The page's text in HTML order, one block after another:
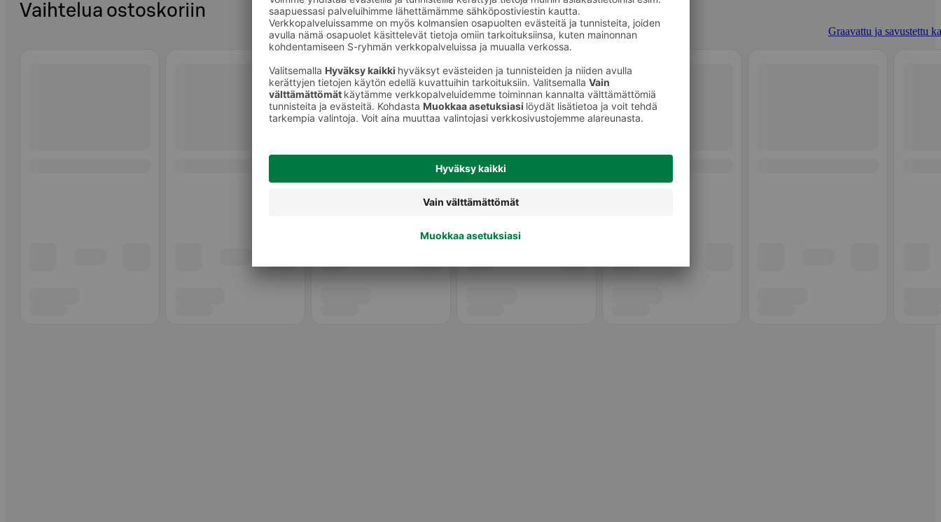
Vaihtelua ostoskoriin
Graavattu ja savustettu